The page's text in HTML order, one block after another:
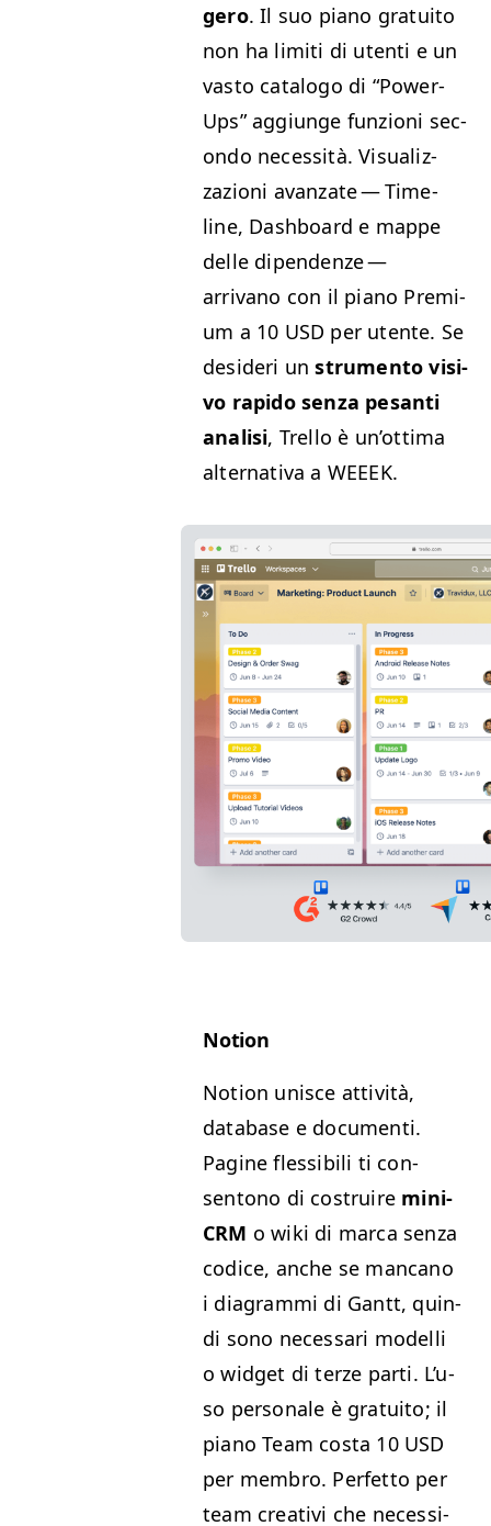
gero. Il suo piano gra­tu­ito
non ha lim­i­ti di uten­ti e un
vas­to cat­a­l­o­go di “Pow­er-
Ups” aggiunge fun­zioni sec­
on­do neces­sità. Visu­al­iz­
zazioni avan­zate — Time­
line, Dash­board e mappe
delle dipen­den­ze —
arrivano con il piano Pre­mi­
um a 10 USD per utente. Se
desideri unstru­men­to visi­
vo rapi­do sen­za pesan­ti
anal­isi, Trel­lo è un’ot­ti­ma
alter­na­ti­va a WEEEK.
Notion
Notion unisce attiv­ità,
data­base e doc­u­men­ti.
Pagine flessibili ti con­
sentono di costru­ire mini-
CRM o wiki di mar­ca sen­za
codice, anche se man­cano
i dia­gram­mi di Gantt, quin­
di sono nec­es­sari mod­el­li
o wid­get di terze par­ti. L’u­
so per­son­ale è gra­tu­ito; il
piano Team cos­ta 10 USD
per mem­bro. Per­fet­to per
team cre­ativi che neces­si­